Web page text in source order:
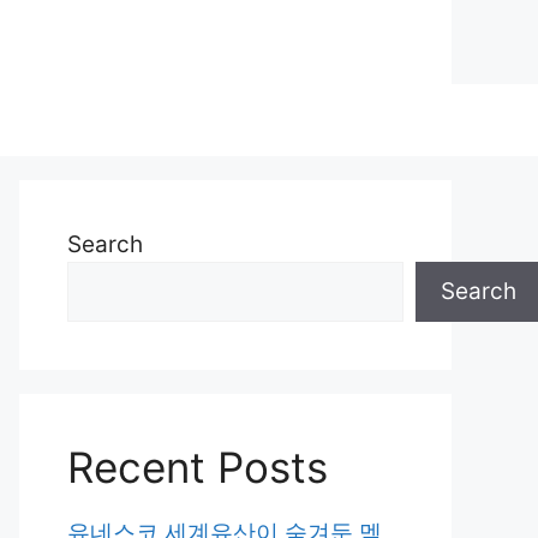
Search
Search
Recent Posts